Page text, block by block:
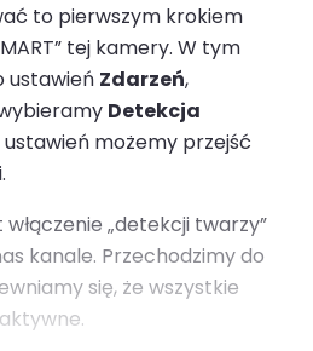
to pierwszym krokiem
tej kamery. W tym
ustawień Zdarzeń,
Detekcja
ustawień możemy przejść
„detekcji twarzy”
kanale. Przechodzimy do
się, że wszystkie